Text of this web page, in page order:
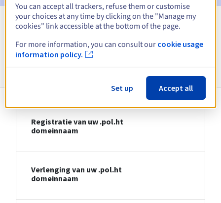
Bekijk alle extensies
Informatie over .pol.ht
Registratie van uw .pol.ht
domeinnaam
Verlenging van uw .pol.ht
domeinnaam
You can accept all trackers, refuse them or customise
your choices at any time by clicking on the "Manage my
cookies" link accessible at the bottom of the page.
For more information, you can consult our cookie usage
information policy.
Set up Accept all